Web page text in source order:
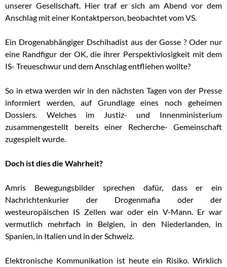
unserer Gesellschaft. Hier traf er sich am Abend vor dem
Anschlag mit einer Kontaktperson, beobachtet vom VS.
Ein Drogenabhängiger Dschihadist aus der Gosse ? Oder nur
eine Randfigur der OK, die ihrer Perspektivlosigkeit mit dem
IS- Treueschwur und dem Anschlag entfliehen wollte?
So in etwa werden wir in den nächsten Tagen von der Presse
informiert werden, auf Grundlage eines noch geheimen
Dossiers. Welches im Justiz- und Innenministerium
zusammengestellt bereits einer Recherche- Gemeinschaft
zugespielt wurde.
Doch ist dies die Wahrheit?
Amris Bewegungsbilder sprechen dafür, dass er ein
Nachrichtenkurier der Drogenmafia oder der
westeuropäischen IS Zellen war oder ein V-Mann. Er war
vermutlich mehrfach in Belgien, in den Niederlanden, in
Spanien, in Italien und in der Schweiz.
Elektronische Kommunikation ist heute ein Risiko. Wirklich